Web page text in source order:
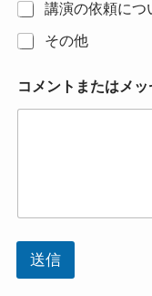
講演の依頼につ
その他
コメントまたはメ
送信